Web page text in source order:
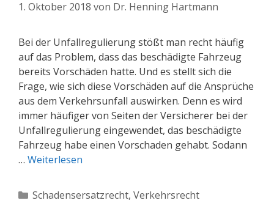
1. Oktober 2018 von Dr. Henning Hartmann
Bei der Unfallregulierung stößt man recht häufig
auf das Problem, dass das beschädigte Fahrzeug
bereits Vorschäden hatte. Und es stellt sich die
Frage, wie sich diese Vorschäden auf die Ansprüche
aus dem Verkehrsunfall auswirken. Denn es wird
immer häufiger von Seiten der Versicherer bei der
Unfallregulierung eingewendet, das beschädigte
Fahrzeug habe einen Vorschaden gehabt. Sodann
… Weiterlesen
Kategorien
Schadensersatzrecht, Verkehrsrecht